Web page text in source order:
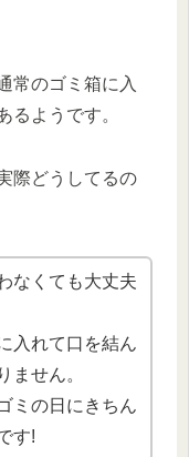
常のゴミ箱に入
るようです。
際どうしてるの
なくても大丈夫
入れて口を結ん
ません。
ミの日にきちん
す!